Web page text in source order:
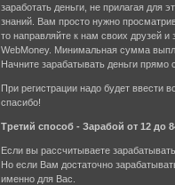
заработать деньги, не прилагая для
знаний. Вам просто нужно
то направляйте к нам своих друзей
WebMoney. Минимальная сумма
Начните зарабатывать деньги
При регистрации надо будет ввести
спасибо!
Третий способ - Зарабой от 12 до
Если вы расcчитываете
Но если Вам достаточно
именно для Вас.